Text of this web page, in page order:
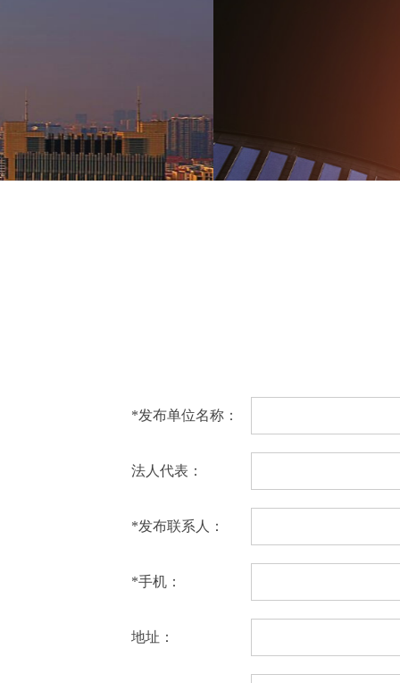
*发布单位名称：
法人代表：
*发布联系人：
*手机：
地址：